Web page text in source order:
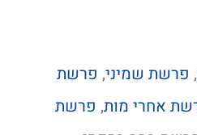
, פרשת שמיני, פרשת
אחרי מות, פרשת